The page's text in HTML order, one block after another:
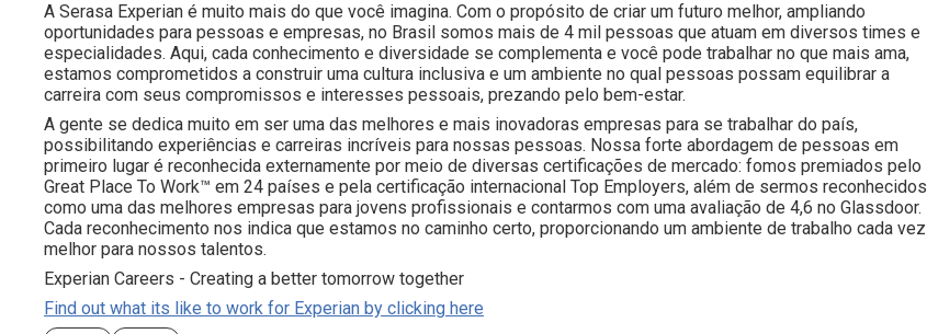
A Serasa Experian é muito mais do que você imagina. Com o propósito de criar um futuro melhor, ampliando
oportunidades para pessoas e empresas, no Brasil somos mais de 4 mil pessoas que atuam em diversos times e
especialidades. Aqui, cada conhecimento e diversidade se complementa e você pode trabalhar no que mais ama,
estamos comprometidos a construir uma cultura inclusiva e um ambiente no qual pessoas possam equilibrar a
carreira com seus compromissos e interesses pessoais, prezando pelo bem-estar.
A gente se dedica muito em ser uma das melhores e mais inovadoras empresas para se trabalhar do país,
possibilitando experiências e carreiras incríveis para nossas pessoas. Nossa forte abordagem de pessoas em
primeiro lugar é reconhecida externamente por meio de diversas certificações de mercado: fomos premiados pelo
Great Place To Work™ em 24 países e pela certificação internacional Top Employers, além de sermos reconhecidos
como uma das melhores empresas para jovens profissionais e contarmos com uma avaliação de 4,6 no Glassdoor.
Cada reconhecimento nos indica que estamos no caminho certo, proporcionando um ambiente de trabalho cada vez
melhor para nossos talentos.
Experian Careers - Creating a better tomorrow together
Find out what its like to work for Experian by clicking here